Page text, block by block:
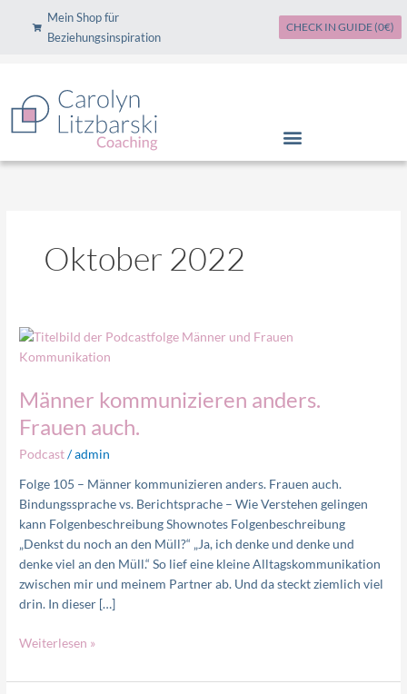
Mein Shop für
Beziehungsinspiration
CHECK IN GUIDE (0€)
Oktober 2022
Männer kommunizieren anders.
Frauen auch.
Podcast/admin
Folge 105 – Männer kommunizieren anders. Frauen auch.
Bindungssprache vs. Berichtsprache – Wie Verstehen gelingen
kann Folgenbeschreibung Shownotes Folgenbeschreibung
„Denkst du noch an den Müll?“ „Ja, ich denke und denke und
denke viel an den Müll.“ So lief eine kleine Alltagskommunikation
zwischen mir und meinem Partner ab. Und da steckt ziemlich viel
drin. In dieser […]
Männer
kommunizieren
Frauen
Weiterlesen »